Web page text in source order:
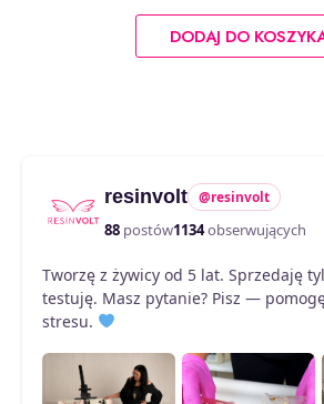
DODAJ DO
resinvolt @resinvolt
88 postów1134obserwujących
Tworzę z żywicy od 5 lat. Sprzedaję
testuję. Masz pytanie? Pisz —
stresu.